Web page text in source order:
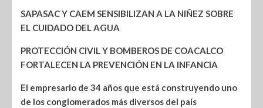
SAPASAC Y CAEM SENSIBILIZAN A LA NIÑEZ SOBRE
EL CUIDADO DEL AGUA
PROTECCIÓN CIVIL Y BOMBEROS DE COACALCO
FORTALECEN LA PREVENCIÓN EN LA INFANCIA
El empresario de 34 años que está construyendo uno
de los conglomerados más diversos del país